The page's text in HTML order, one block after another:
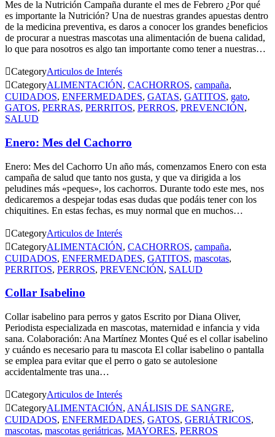
Mes de la Nutrición Campaña durante el mes de Febrero ¿Por qué
es importante la Nutrición? Una de nuestras grandes apuestas dentro
de la medicina preventiva, es daros a conocer los grandes beneficios
de procurar a nuestras mascotas una alimentación de buena calidad,
lo que para nosotros es algo tan importante como tener a nuestras…
CategoryArticulos de Interés
CategoryALIMENTACIÓN, CACHORROS, campaña,
CUIDADOS, ENFERMEDADES, GATAS, GATITOS, gato,
GATOS, PERRAS, PERRITOS, PERROS, PREVENCIÓN,
SALUD
Enero: Mes del Cachorro
Enero: Mes del Cachorro Un año más, comenzamos Enero con esta
campaña de salud que tanto nos gusta, y que va dirigida a los
peludines más «peques», los cachorros. Durante todo este mes, nos
dedicaremos a despejar todas esas dudas que podáis tener con los
chiquitines. En estas fechas, es muy normal que en muchos…
CategoryArticulos de Interés
CategoryALIMENTACIÓN, CACHORROS, campaña,
CUIDADOS, ENFERMEDADES, GATITOS, mascotas,
PERRITOS, PERROS, PREVENCIÓN, SALUD
Collar Isabelino
Collar isabelino para perros y gatos Escrito por Diana Oliver,
Periodista especializada en mascotas, maternidad e infancia y vida
sana. Colaboración: Ana Martínez Montes Qué es el collar isabelino
y cuándo es necesario para tu mascota El collar isabelino o pantalla
se emplea para evitar que el perro o gato se autolesione
accidentalmente tras una…
CategoryArticulos de Interés
CategoryALIMENTACIÓN, ANÁLISIS DE SANGRE,
CUIDADOS, ENFERMEDADES, GATOS, GERIÁTRICOS,
mascotas, mascotas geriátricas, MAYORES, PERROS